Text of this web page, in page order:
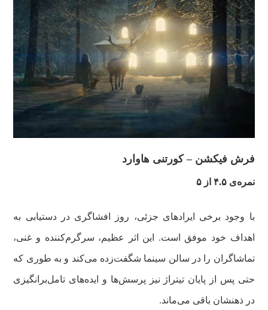
فرش فیکشن – کورتنی هاوارد
نمره‌ی ۴.۵ از ۵
با وجود برخی ایرادهای جزئی، روز افشاگری در دستیابی به
اهداف خود موفق است. این اثر عظیم، سرگرم‌کننده و غنی،
تماشاگران را در سالن سینما شگفت‌زده می‌کند و به طوری که
حتی پس از پایان تیتراژ نیز پرسش‌ها و ایده‌های تامل‌برانگیزی
در ذهنشان باقی می‌ماند.